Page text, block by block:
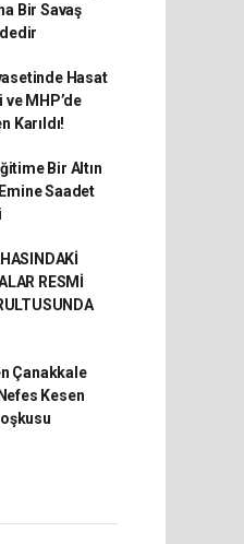
Bir Savaş
Hasat
MHP’de
Karıldı!
Bir Altın
Saadet
RESMİ
Çanakkale
Kesen